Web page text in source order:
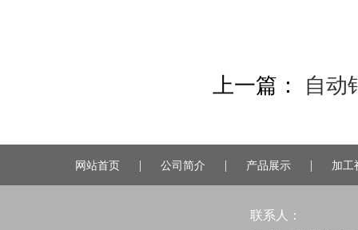
上一篇： 自动
网站首页 | 公司简介 | 产品展示 | 加
联系人：